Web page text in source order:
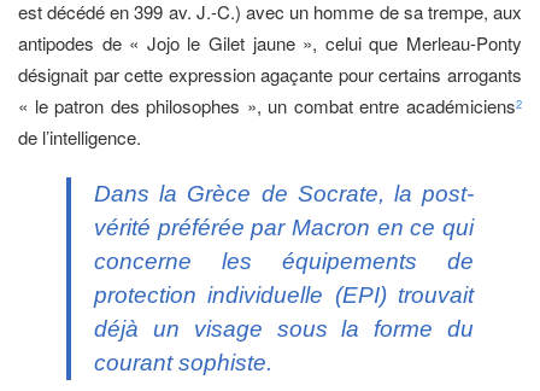
est décédé en 399 av. J.-C.) avec un homme de sa trempe, aux
antipodes de « Jojo le Gilet jaune », celui que Merleau-Ponty
désignait par cette expression agaçante pour certains arrogants
« le patron des philosophes », un combat entre académiciens2
de l’intelligence.
Dans la Grèce de Socrate, la post-
vérité préférée par Macron en ce qui
concerne les équipements de
protection individuelle (EPI) trouvait
déjà un visage sous la forme du
courant sophiste.